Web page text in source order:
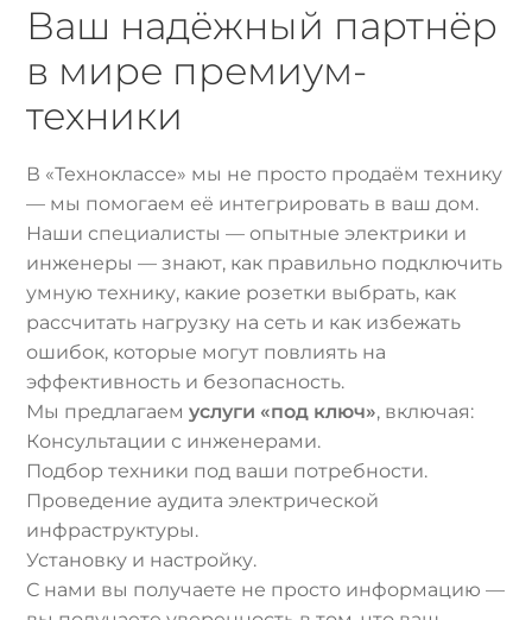
Ваш надёжный партнёр
в мире премиум-
техники
В «Техноклассе» мы не просто продаём технику
— мы помогаем её интегрировать в ваш дом.
Наши специалисты — опытные электрики и
инженеры — знают, как правильно подключить
умную технику, какие розетки выбрать, как
рассчитать нагрузку на сеть и как избежать
ошибок, которые могут повлиять на
эффективность и безопасность.
Мы предлагаемуслуги «под ключ», включая:
Консультации с инженерами.
Подбор техники под ваши потребности.
Проведение аудита электрической
инфраструктуры.
Установку и настройку.
С нами вы получаете не просто информацию —